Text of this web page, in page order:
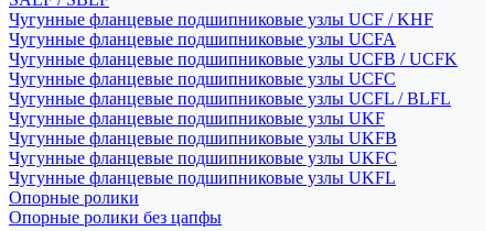
Чугунные фланцевые подшипниковые узлы UCF / KHF
Чугунные фланцевые подшипниковые узлы UCFA
Чугунные фланцевые подшипниковые узлы UCFB / UCFK
Чугунные фланцевые подшипниковые узлы UCFC
Чугунные фланцевые подшипниковые узлы UCFL / BLFL
Чугунные фланцевые подшипниковые узлы UKF
Чугунные фланцевые подшипниковые узлы UKFB
Чугунные фланцевые подшипниковые узлы UKFC
Чугунные фланцевые подшипниковые узлы UKFL
Опорные ролики
Опорные ролики без цапфы